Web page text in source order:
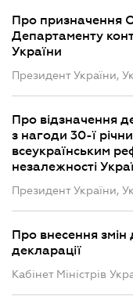
Про призначення
Департаменту
України
Президент України,
Про відзначення
з нагоди 30-ї
всеукраїнським
незалежності
Президент України,
Про внесення
декларації
Кабінет Міністрів